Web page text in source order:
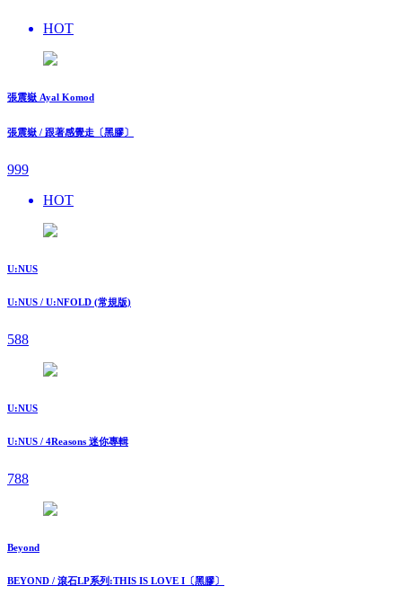
HOT
張震嶽 Ayal Komod
張震嶽 / 跟著感覺走〔黑膠〕
999
HOT
U:NUS
U:NUS / U:NFOLD (常規版)
588
U:NUS
U:NUS / 4Reasons 迷你專輯
788
Beyond
BEYOND / 滾石LP系列:THIS IS LOVE I〔黑膠〕